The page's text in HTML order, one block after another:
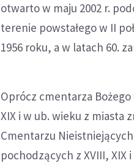
otwarto w maju 2002 r.
terenie powstałego w II
1956 roku, a w latach 60.
Oprócz cmentarza
XIX i w ub. wieku z miasta
Cmentarzu
pochodzących z XVIII, XIX